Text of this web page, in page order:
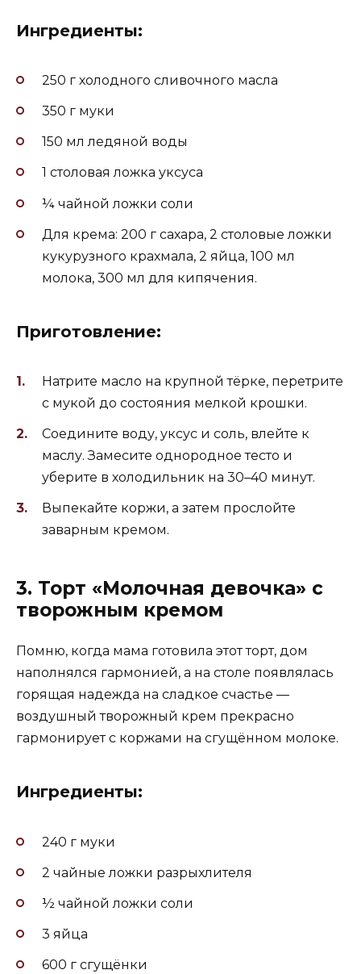
Ингредиенты:
250 г холодного сливочного масла
350 г муки
150 мл ледяной воды
1 столовая ложка уксуса
¼ чайной ложки соли
Для крема: 200 г сахара, 2 столовые ложки
кукурузного крахмала, 2 яйца, 100 мл
молока, 300 мл для кипячения.
Приготовление:
Натрите масло на крупной тёрке, перетрите
с мукой до состояния мелкой крошки.
Соедините воду, уксус и соль, влейте к
маслу. Замесите однородное тесто и
уберите в холодильник на 30–40 минут.
Выпекайте коржи, а затем прослойте
заварным кремом.
3. Торт «Молочная девочка» с
творожным кремом
Помню, когда мама готовила этот торт, дом
наполнялся гармонией, а на столе появлялась
горящая надежда на сладкое счастье —
воздушный творожный крем прекрасно
гармонирует с коржами на сгущённом молоке.
Ингредиенты:
240 г муки
2 чайные ложки разрыхлителя
½ чайной ложки соли
3 яйца
600 г сгущёнки